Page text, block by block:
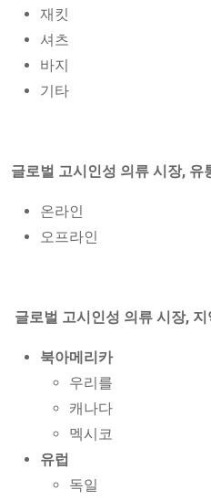
재킷
셔츠
바지
기타
글로벌 고시인성 의류 시장, 유
온라인
오프라인
글로벌 고시인성 의류 시장, 지
북아메리카
우리를
캐나다
멕시코
유럽
독일